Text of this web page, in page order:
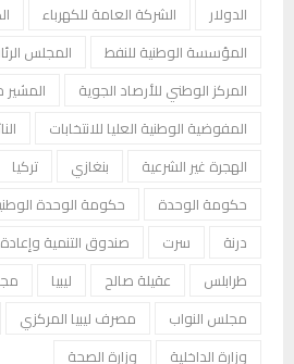
الدولار
الشركة العامة للكهرباء
المؤسسة الوطنية للنفط
المجلس
المركز الوطني للأرصاد الجوية
المشير
المفوضية الوطنية العليا للانتخابات
الهجرة غير الشرعية
بنغازي تركيا
حكومة الوحدة
حكومة الوحدة
درنة
سرت صندوق التنمية وإعادة
طرابلس
عقيلة صالح ليبيا
مجلس النواب
مصرف ليبيا المركزي
وزارة الداخلية
وزارة الصحة